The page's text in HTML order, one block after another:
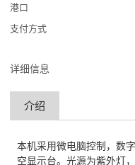
港口
支付方式
详细信息
介绍
本机采用微电脑控制，数
空显示台。光源为紫外灯